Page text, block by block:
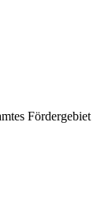
Fördergebiet